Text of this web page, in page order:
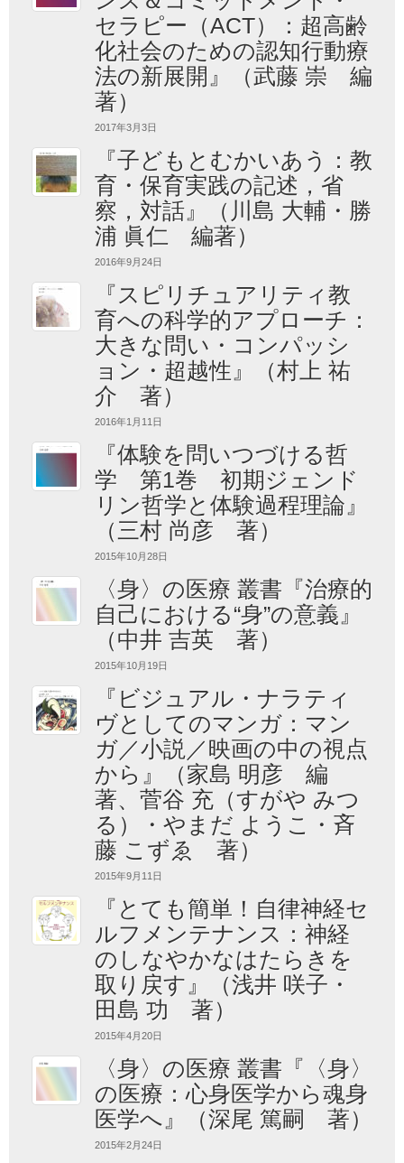
セラピー（ACT）：超高齢
化社会のための認知行動療
法の新展開』（武藤 崇 編
著）
2017年3月3日
『子どもとむかいあう：教
育・保育実践の記述，省
察，対話』（川島 大輔・勝
浦 眞仁 編著）
2016年9月24日
『スピリチュアリティ教
育への科学的アプローチ：
大きな問い・コンパッシ
ョン・超越性』（村上 祐
介 著）
2016年1月11日
『体験を問いつづける哲
学 第1巻 初期ジェンド
リン哲学と体験過程理論』
（三村 尚彦 著）
2015年10月28日
〈身〉の医療 叢書『治療的
自己における“身”の意義』
（中井 吉英 著）
2015年10月19日
『ビジュアル・ナラティ
ヴとしてのマンガ：マン
ガ／小説／映画の中の視点
から』（家島 明彦 編
著、菅谷 充（すがや みつ
る）・やまだ ようこ・斉
藤 こずゑ 著）
2015年9月11日
『とても簡単！自律神経セ
ルフメンテナンス：神経
のしなやかなはたらきを
取り戻す』（浅井 咲子・
田島 功 著）
2015年4月20日
〈身〉の医療 叢書『〈身〉
の医療：心身医学から魂身
医学へ』（深尾 篤嗣 著）
2015年2月24日